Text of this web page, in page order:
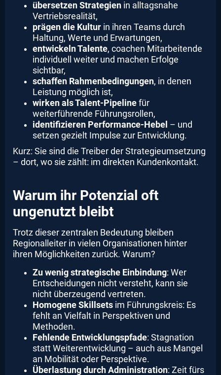
übersetzen Strategien in alltagsnahe
Vertriebsrealität,
prägen die Kultur in ihren Teams durch
Haltung, Werte und Erwartungen,
entwickeln Talente, coachen Mitarbeitende
individuell weiter und machen Erfolge
sichtbar,
schaffen Rahmenbedingungen, in denen
Leistung möglich ist,
wirken als Talent-Pipeline für
weiterführende Führungsrollen,
identifizieren Performance-Hebel – und
setzen gezielt Impulse zur Entwicklung.
Kurz: Sie sind die Treiber der Strategieumsetzung
– dort, wo sie zählt: im direkten Kundenkontakt.
Warum ihr Potenzial oft
ungenutzt bleibt
Trotz dieser zentralen Bedeutung bleiben
Regionalleiter in vielen Organisationen hinter
ihren Möglichkeiten zurück. Warum?
Zu wenig strategische Einbindung: Wer
Entscheidungen nicht versteht, kann sie
nicht überzeugend vertreten.
Homogene Skillsets im Führungskreis: Es
fehlt an Vielfalt in Perspektiven und
Methoden.
Fehlende Entwicklungspfade: Stagnation
statt Weiterentwicklung – auch aus Mangel
an Mobilität oder Perspektive.
Überlastung durch Administration: Zeit fürs